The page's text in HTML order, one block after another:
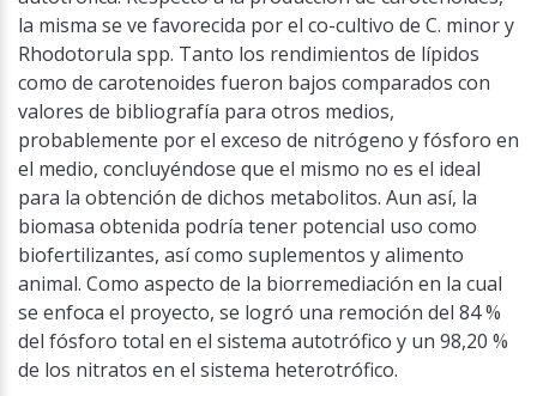
la misma se ve favorecida por el co-cultivo de C. minor y
Rhodotorula spp. Tanto los rendimientos de lípidos
como de carotenoides fueron bajos comparados con
valores de bibliografía para otros medios,
probablemente por el exceso de nitrógeno y fósforo en
el medio, concluyéndose que el mismo no es el ideal
para la obtención de dichos metabolitos. Aun así, la
biomasa obtenida podría tener potencial uso como
biofertilizantes, así como suplementos y alimento
animal. Como aspecto de la biorremediación en la cual
se enfoca el proyecto, se logró una remoción del 84 %
del fósforo total en el sistema autotrófico y un 98,20 %
de los nitratos en el sistema heterotrófico.